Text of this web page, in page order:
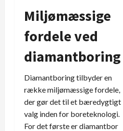
Miljømæssige
fordele ved
diamantboring
Diamantboring tilbyder en
række miljømæssige fordele,
der gør det til et bæredygtigt
valg inden for boreteknologi.
For det første er diamantbor